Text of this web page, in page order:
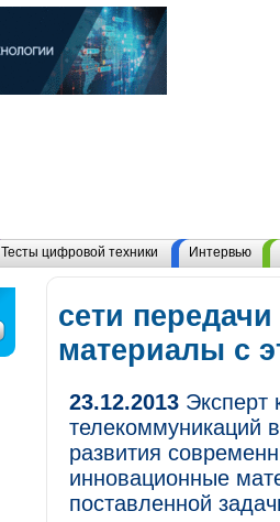
Тесты цифровой техники Интервью
сети
материалы с
23.12.2013 Эксперт
телекоммуникаций
развития
инновационные
поставленной